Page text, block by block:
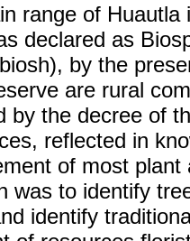
range of
declared as
by the
are rural
by the decree of
reflected in
of most
was to identify
identify